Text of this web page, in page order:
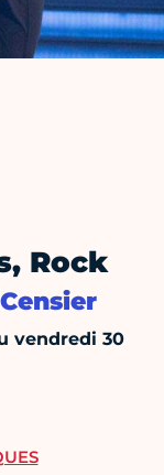
Rock
vendredi 30